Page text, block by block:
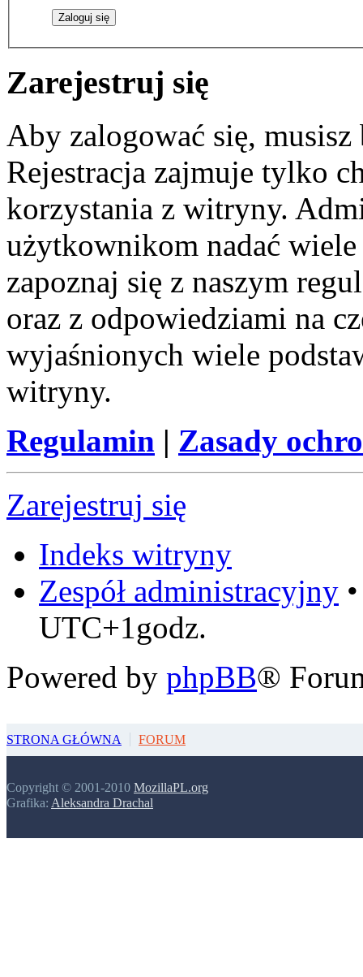
Zarejestruj się
Aby zalogować się,
Rejestracja zajmuje tylko
korzystania z witryny.
użytkownikom nadać
zapoznaj się z naszym
oraz z odpowiedziami na
wyjaśnionych wiele
witryny.
Regulamin | Zasady
Zarejestruj się
Indeks witryny
Zespół administracyjny
UTC+1godz.
Powered by phpBB®
STRONA GŁÓWNA FORUM
Copyright © 2001-2010 MozillaPL.org
Grafika: Aleksandra Drachal